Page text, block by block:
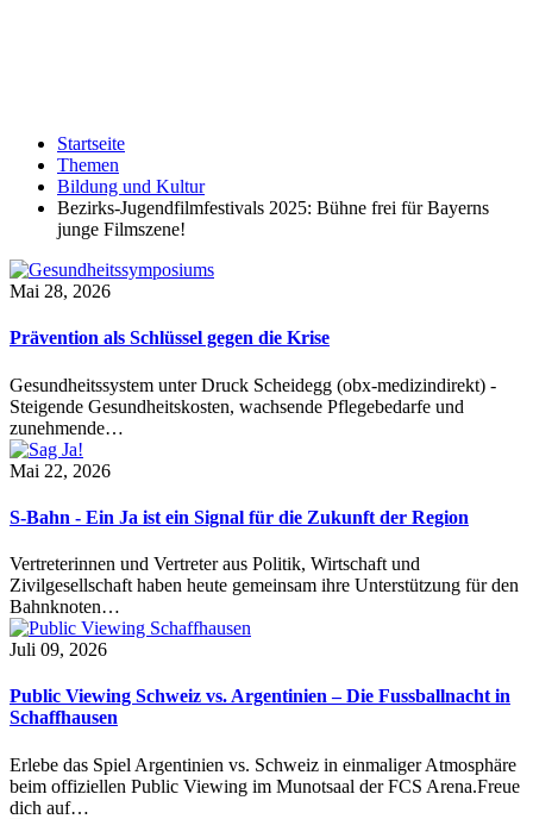
Startseite
Themen
Bildung und Kultur
Bezirks-Jugendfilmfestivals 2025: Bühne frei für Bayerns
junge Filmszene!
Mai 28, 2026
Prävention als Schlüssel gegen die Krise
Gesundheitssystem unter Druck Scheidegg (obx-medizindirekt) -
Steigende Gesundheitskosten, wachsende Pflegebedarfe und
zunehmende…
Mai 22, 2026
S-Bahn - Ein Ja ist ein Signal für die Zukunft der Region
Vertreterinnen und Vertreter aus Politik, Wirtschaft und
Zivilgesellschaft haben heute gemeinsam ihre Unterstützung für den
Bahnknoten…
Juli 09, 2026
Public Viewing Schweiz vs. Argentinien – Die Fussballnacht in
Schaffhausen
Erlebe das Spiel Argentinien vs. Schweiz in einmaliger Atmosphäre
beim offiziellen Public Viewing im Munotsaal der FCS Arena.Freue
dich auf…